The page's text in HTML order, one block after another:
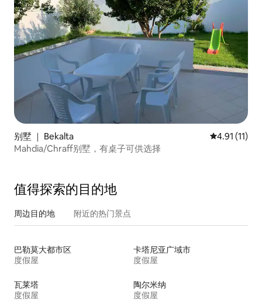
别墅 ｜ Bekalta 平均评分
4.91 (11)
Mahdia/Chraff别墅，有桌子可供选择
值得探索的目的地
周边目的地 附近的热门景点
巴勒莫大都市区
度假屋
卡塔尼亚广域市
度假屋
瓦莱塔
度假屋
陶尔米纳
度假屋